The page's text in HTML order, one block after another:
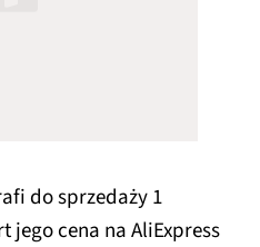
do sprzedaży 1
jego cena na AliExpress